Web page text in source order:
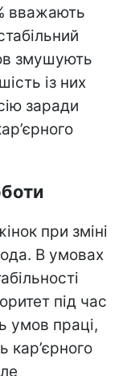
вважають
змушують
із них
заради
при зміні
В умовах
під час
умов праці,
кар’єрного